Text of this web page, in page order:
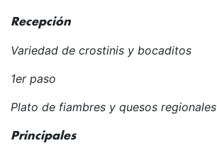
Recepción
Variedad de crostinis y bocaditos
1er paso
Plato de fiambres y quesos regionales
Principales